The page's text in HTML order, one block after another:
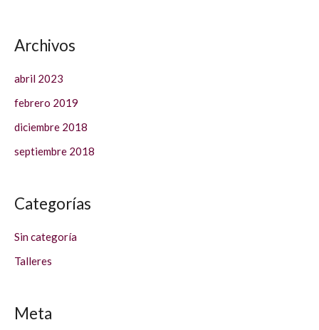
Archivos
abril 2023
febrero 2019
diciembre 2018
septiembre 2018
Categorías
Sin categoría
Talleres
Meta